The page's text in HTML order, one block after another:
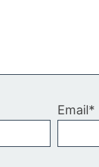
Email*